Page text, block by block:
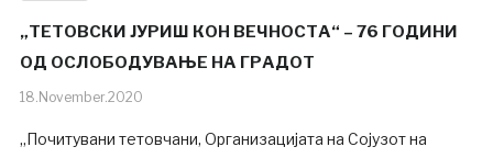
„ТЕТОВСКИ ЈУРИШ КОН ВЕЧНОСТА“ – 76 ГОДИНИ
ОД ОСЛОБОДУВАЊЕ НА ГРАДОТ
18.November.2020
„Почитувани тетовчани, Организацијата на Сојузот на